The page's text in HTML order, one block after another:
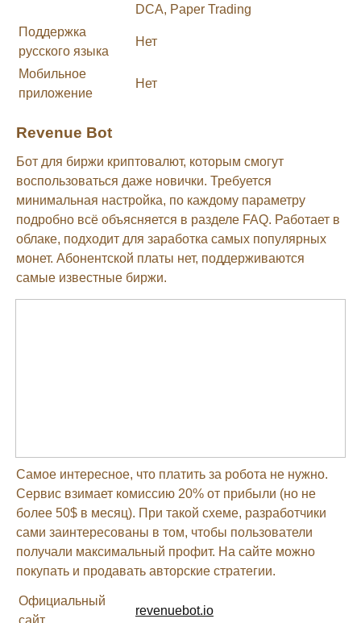
DCA, Paper Trading
Поддержка
русского языка
Нет
Мобильное
приложение
Нет
Revenue Bot
Бот для биржи криптовалют, которым смогут
воспользоваться даже новички. Требуется
минимальная настройка, по каждому параметру
подробно всё объясняется в разделе FAQ. Работает в
облаке, подходит для заработка самых популярных
монет. Абонентской платы нет, поддерживаются
самые известные биржи.
Самое интересное, что платить за робота не нужно.
Сервис взимает комиссию 20% от прибыли (но не
более 50$ в месяц). При такой схеме, разработчики
сами заинтересованы в том, чтобы пользователи
получали максимальный профит. На сайте можно
покупать и продавать авторские стратегии.
Официальный
revenuebot.io